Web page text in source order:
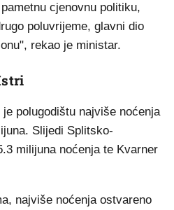
cjenovnu politiku,
poluvrijeme, glavni dio
rekao je ministar.
polugodištu najviše noćenja
Slijedi Splitsko-
milijuna noćenja te Kvarner
najviše noćenja ostvareno